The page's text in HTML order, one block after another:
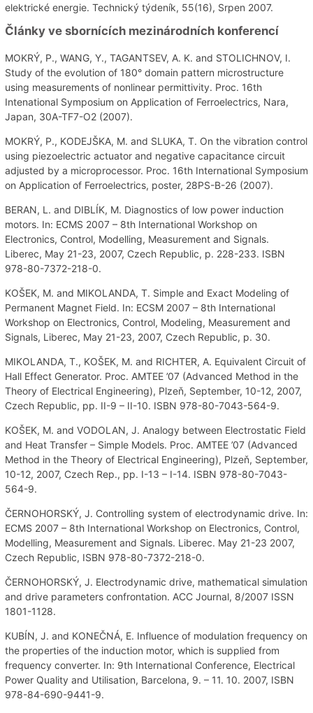
elektrické energie. Technický týdeník, 55(16), Srpen 2007.
Články ve sbornících mezinárodních konferencí
MOKRÝ, P., WANG, Y., TAGANTSEV, A. K. and STOLICHNOV, I.
Study of the evolution of 180° domain pattern microstructure
using measurements of nonlinear permittivity. Proc. 16th
Intenational Symposium on Application of Ferroelectrics, Nara,
Japan, 30A-TF7-O2 (2007).
MOKRÝ, P., KODEJŠKA, M. and SLUKA, T. On the vibration control
using piezoelectric actuator and negative capacitance circuit
adjusted by a microprocessor. Proc. 16th International Symposium
on Application of Ferroelectrics, poster, 28PS-B-26 (2007).
BERAN, L. and DIBLÍK, M. Diagnostics of low power induction
motors. In: ECMS 2007 – 8th International Workshop on
Electronics, Control, Modelling, Measurement and Signals.
Liberec, May 21-23, 2007, Czech Republic, p. 228-233. ISBN
978-80-7372-218-0.
KOŠEK, M. and MIKOLANDA, T. Simple and Exact Modeling of
Permanent Magnet Field. In: ECSM 2007 – 8th International
Workshop on Electronics, Control, Modeling, Measurement and
Signals, Liberec, May 21-23, 2007, Czech Republic, p. 30.
MIKOLANDA, T., KOŠEK, M. and RICHTER, A. Equivalent Circuit of
Hall Effect Generator. Proc. AMTEE ’07 (Advanced Method in the
Theory of Electrical Engineering), Plzeň, September, 10-12, 2007,
Czech Republic, pp. II-9 – II-10. ISBN 978-80-7043-564-9.
KOŠEK, M. and VODOLAN, J. Analogy between Electrostatic Field
and Heat Transfer – Simple Models. Proc. AMTEE ’07 (Advanced
Method in the Theory of Electrical Engineering), Plzeň, September,
10-12, 2007, Czech Rep., pp. I-13 – I-14. ISBN 978-80-7043-
564-9.
ČERNOHORSKÝ, J. Controlling system of electrodynamic drive. In:
ECMS 2007 – 8th International Workshop on Electronics, Control,
Modelling, Measurement and Signals. Liberec. May 21-23 2007,
Czech Republic, ISBN 978-80-7372-218-0.
ČERNOHORSKÝ, J. Electrodynamic drive, mathematical simulation
and drive parameters confrontation. ACC Journal, 8/2007 ISSN
1801-1128.
KUBÍN, J. and KONEČNÁ, E. Influence of modulation frequency on
the properties of the induction motor, which is supplied from
frequency converter. In: 9th International Conference, Electrical
Power Quality and Utilisation, Barcelona, 9. – 11. 10. 2007, ISBN
978-84-690-9441-9.